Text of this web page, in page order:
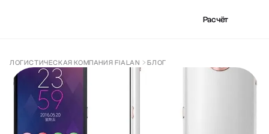
Расчёт
ЛОГИСТИЧЕСКАЯ КОМПАНИЯ FIALAN БЛОГ